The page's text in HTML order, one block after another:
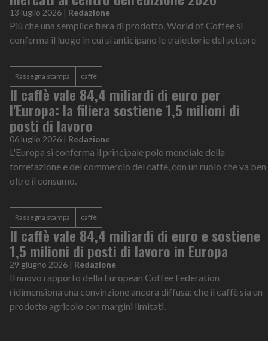
13 luglio 2026 | Redazione
Più che una semplice fiera di prodotto, World of Coffee si
conferma il luogo in cui si anticipano le traiettorie del settore
Rassegna stampa caffè
Il caffè vale 84,4 miliardi di euro per
l'Europa: la filiera sostiene 1,5 milioni di
posti di lavoro
06 luglio 2026 | Redazione
L'Europa si conferma il principale polo mondiale della
torrefazione e del commercio del caffè, con un ruolo che va ben
oltre il consumo.
Rassegna stampa caffè
Il caffè vale 84,4 miliardi di euro e sostiene
1,5 milioni di posti di lavoro in Europa
29 giugno 2026 | Redazione
Il nuovo rapporto della European Coffee Federation
ridimensiona una convinzione ancora diffusa: che il caffè sia un
prodotto agricolo con margini limitati.